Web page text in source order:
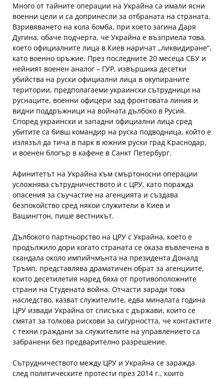
Много от тайните операции на Украйна са имали ясни
военни цели и са допринесли за отбраната на страната.
Взривяването на кола бомба, при което загина Даря
Дугина, обаче подчерта, че Украйна е възприела това,
което официалните лица в Киев наричат „ликвидиране“,
като военно оръжие. През последните 20 месеца СБУ и
нейният военен аналог – ГУР, извършиха десетки
убийства на руски официални лица в окупираните
територии, предполагаеми украински сътрудници на
руснаците, военни офицери зад фронтовата линия и
видни поддръжници на войната дълбоко в Русия.
Според украински и западни официални лица сред
убитите са бивш командир на руска подводница, който е
излязъл да тича в парк в южния руски град Краснодар,
и военен блогър в кафене в Санкт Петербург.
Афинитетът на Украйна към смъртоносни операции
усложнява сътрудничеството ѝ с ЦРУ, като поражда
опасения за съучастие на агенцията и създава
безпокойство сред някои служители в Киев и
Вашингтон, пише вестникът.
Дълбокото партньорство на ЦРУ с Украйна, което е
продължило дори когато страната се оказа въвлечена в
скандала около импийчмънта на президента Доналд
Тръмп, представлява драматичен обрат за агенциите,
които десетилетия наред бяха от противоположните
страни на Студената война. Отчасти заради това
наследство, казват служителите, едва миналата година
ЦРУ извади Украйна от списъка с държави, които се
смятат за толкова рискови за сигурността, че контактите
с техни граждани за служителите на управлението са
забранени без предварително разрешение.
Сътрудничеството между ЦРУ и Украйна се заражда
след политическите протести през 2014 г., които